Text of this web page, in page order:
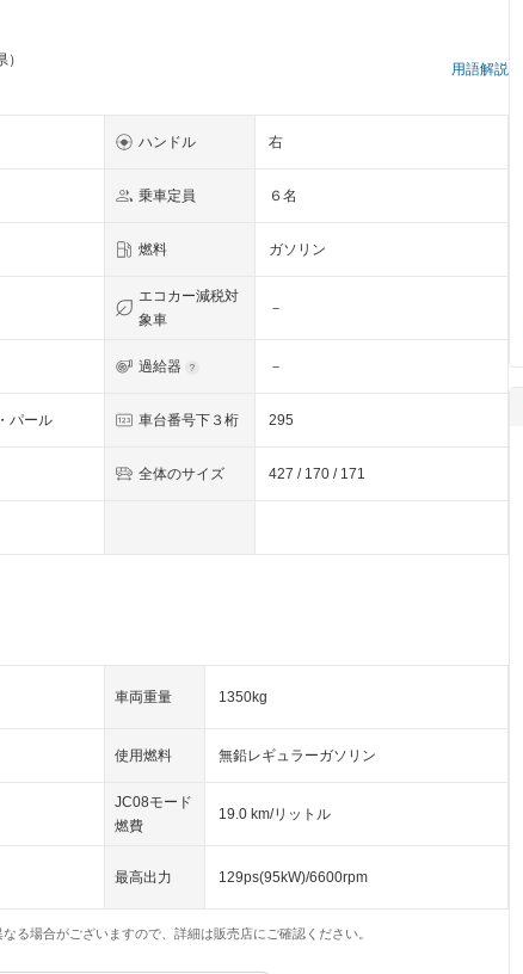
用語解説
ハンドル 右
乗車定員 ６名
燃料 ガソリン
エコカー減税対
象車
－
過給器 －
パール 車台番号下３桁 295
全体のサイズ 427 / 170 / 171
車両重量 1350kg
使用燃料 無鉛レギュラーガソリン
JC08モード
燃費
19.0 km/リットル
最高出力 129ps(95kW)/6600rpm
る場合がございますので、詳細は販売店にご確認ください。